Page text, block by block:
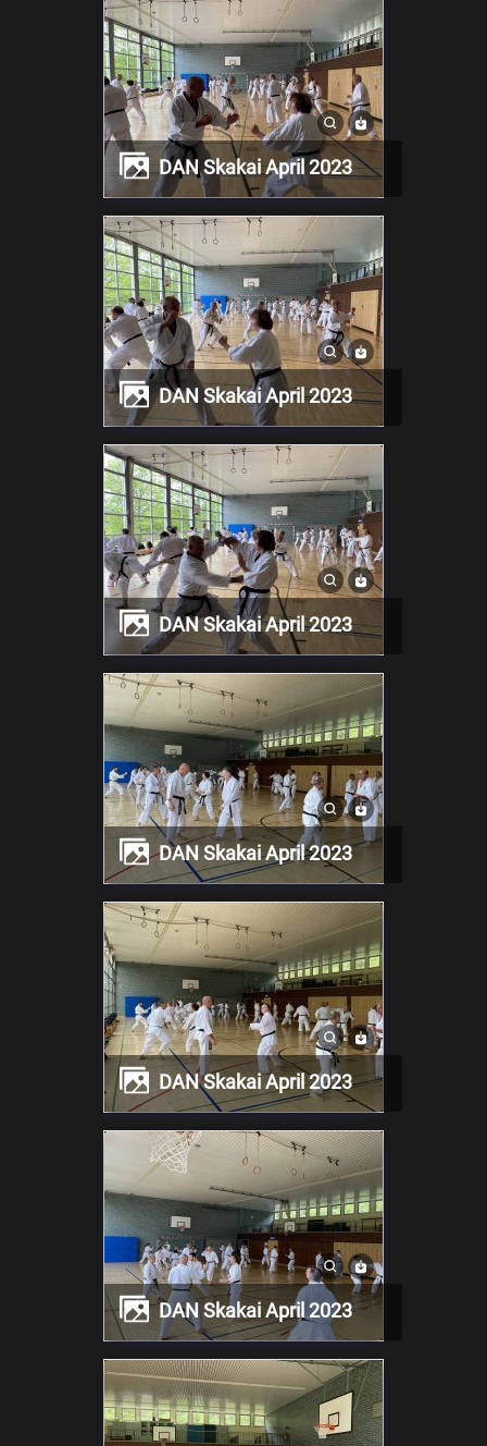
DAN Skakai April 2023
DAN Skakai April 2023
DAN Skakai April 2023
DAN Skakai April 2023
DAN Skakai April 2023
DAN Skakai April 2023